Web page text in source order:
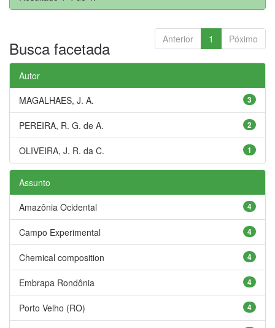
Anterior 1 Póximo
Busca facetada
Autor
3
MAGALHAES, J. A.
2
PEREIRA, R. G. de A.
1
OLIVEIRA, J. R. da C.
Assunto
4
Amazônia Ocidental
4
Campo Experimental
4
Chemical composition
4
Embrapa Rondônia
4
Porto Velho (RO)